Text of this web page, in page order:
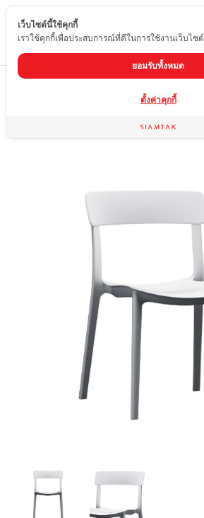
TH
สินค้า เก้าอี้
เว็บไซต์นี้ใช้คุกกี้
เราใช้คุกกี้เพื่อประสบการณ์ที่ดีในการใช้งานเว็บไซต์
ยอมรับทั้งหมด
ตั้งค่าคุกกี้